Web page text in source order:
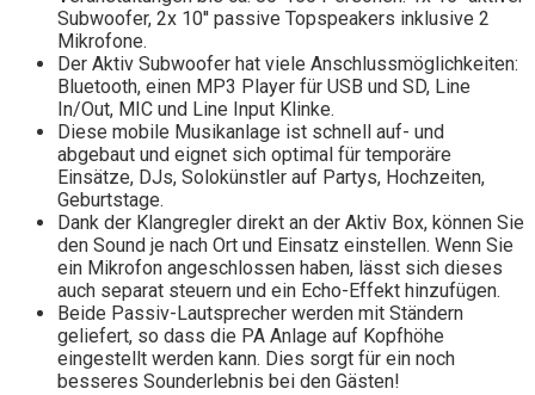
Subwoofer, 2x 10'' passive Topspeakers inklusive 2
Mikrofone.
Der Aktiv Subwoofer hat viele Anschlussmöglichkeiten:
Bluetooth, einen MP3 Player für USB und SD, Line
In/Out, MIC und Line Input Klinke.
Diese mobile Musikanlage ist schnell auf- und
abgebaut und eignet sich optimal für temporäre
Einsätze, DJs, Solokünstler auf Partys, Hochzeiten,
Geburtstage.
Dank der Klangregler direkt an der Aktiv Box, können Sie
den Sound je nach Ort und Einsatz einstellen. Wenn Sie
ein Mikrofon angeschlossen haben, lässt sich dieses
auch separat steuern und ein Echo-Effekt hinzufügen.
Beide Passiv-Lautsprecher werden mit Ständern
geliefert, so dass die PA Anlage auf Kopfhöhe
eingestellt werden kann. Dies sorgt für ein noch
besseres Sounderlebnis bei den Gästen!